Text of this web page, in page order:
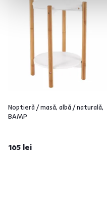
Noptieră / masă, albă / naturală,
BAMP
165 lei